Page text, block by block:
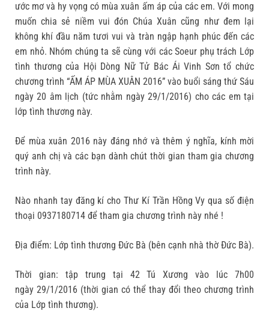
ước mơ và hy vọng có mùa xuân ấm áp của các em. Với mong
muốn chia sẻ niềm vui đón Chúa Xuân cũng như đem lại
không khí đầu năm tươi vui và tràn ngập hạnh phúc đến các
em nhỏ. Nhóm chúng ta sẽ cùng với các Soeur phụ trách Lớp
tình thương của Hội Dòng Nữ Tử Bác Ái Vinh Sơn tổ chức
chương trình “ẤM ÁP MÙA XUÂN 2016” vào buổi sáng thứ Sáu
ngày 20 âm lịch (tức nhằm ngày 29/1/2016) cho các em tại
lớp tình thương này.
Để mùa xuân 2016 này đáng nhớ và thêm ý nghĩa, kính mời
quý anh chị và các bạn dành chút thời gian tham gia chương
trình này.
Nào nhanh tay đăng kí cho Thư Kí Trần Hồng Vy qua số điện
thoại 0937180714 để tham gia chương trình này nhé !
Địa điểm: Lớp tình thương Đức Bà (bên cạnh nhà thờ Đức Bà).
Thời gian: tập trung tại 42 Tú Xương vào lúc 7h00
ngày 29/1/2016 (thời gian có thể thay đổi theo chương trình
của Lớp tình thương).